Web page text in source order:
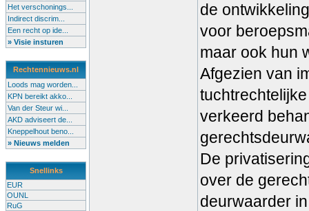
Het verschonings...
Indirect discrim...
Een recht op ide...
» Visie insturen
Rechtennieuws.nl
Loods mag worden...
KPN bereikt akko...
Van der Steur wi...
AKD adviseert de...
Kneppelhout beno...
» Nieuws melden
Snellinks
EUR
OUNL
RuG
de
voor
maar ook hun
Afgezien van
verkeerd
De
over de
deurwaarder